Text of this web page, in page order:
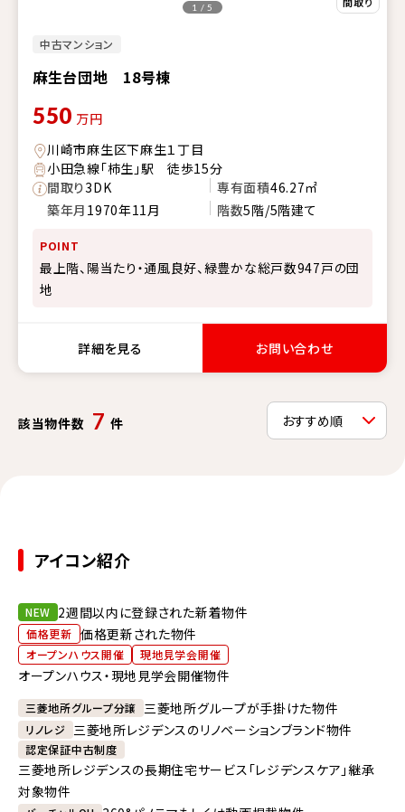
中古マンション
麻生台団地 18号棟
1 / 5
550 万円
川崎市麻生区下麻生１丁目
小田急線「柿生」駅 徒歩15分
間取り3DK 専有面積46.27㎡
築年月 1970年11月 階数5階/5階建て
POINT
最上階、陽当たり・通風良好、緑豊かな総戸数947戸の団
地
詳細を見る お問い合わせ
該当物件数 7 件
アイコン紹介
NEW 2週間以内に登録された新着物件
価格更新 価格更新された物件
オープンハウス開催 現地見学会開催
オープンハウス・現地見学会開催物件
三菱地所グループ分譲 三菱地所グループが手掛けた物件
リノレジ 三菱地所レジデンスのリノベーションブランド物件
認定保証中古制度
三菱地所レジデンスの長期住宅サービス「レジデンスケア」継承
対象物件